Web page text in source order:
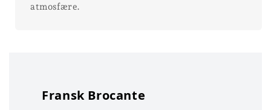
atmosfære.